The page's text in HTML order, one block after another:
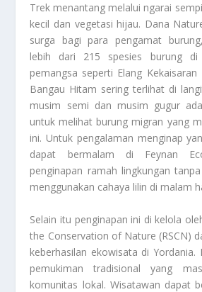
Trek menantang melalui ngarai
kecil dan vegetasi hijau. Dana
surga bagi para pengamat
lebih dari 215 spesies burung
pemangsa seperti Elang
Bangau Hitam sering terlihat di
musim semi dan musim gugur
untuk melihat burung migran yang
ini. Untuk pengalaman menginap
dapat bermalam di Feynan
penginapan ramah lingkungan
menggunakan cahaya lilin di malam
Selain itu penginapan ini di kelola
the Conservation of Nature (RSCN)
keberhasilan ekowisata di Yordania.
pemukiman tradisional yang
komunitas lokal. Wisatawan dapat